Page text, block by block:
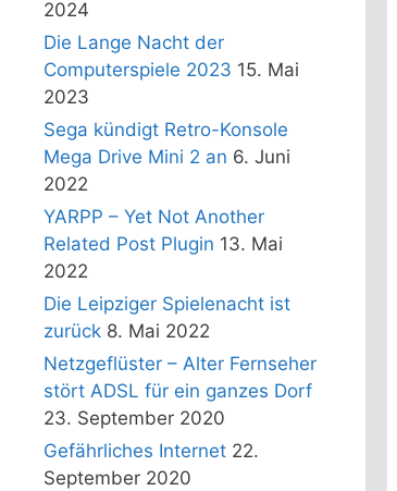
2024
Die Lange Nacht der
Computerspiele 2023 15. Mai
2023
Sega kündigt Retro-Konsole
Mega Drive Mini 2 an 6. Juni
2022
YARPP – Yet Not Another
Related Post Plugin 13. Mai
2022
Die Leipziger Spielenacht ist
zurück 8. Mai 2022
Netzgeflüster – Alter Fernseher
stört ADSL für ein ganzes Dorf
23. September 2020
Gefährliches Internet 22.
September 2020